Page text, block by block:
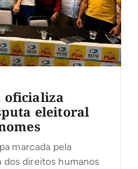
oficializa
eleitoral
marcada pela
direitos humanos